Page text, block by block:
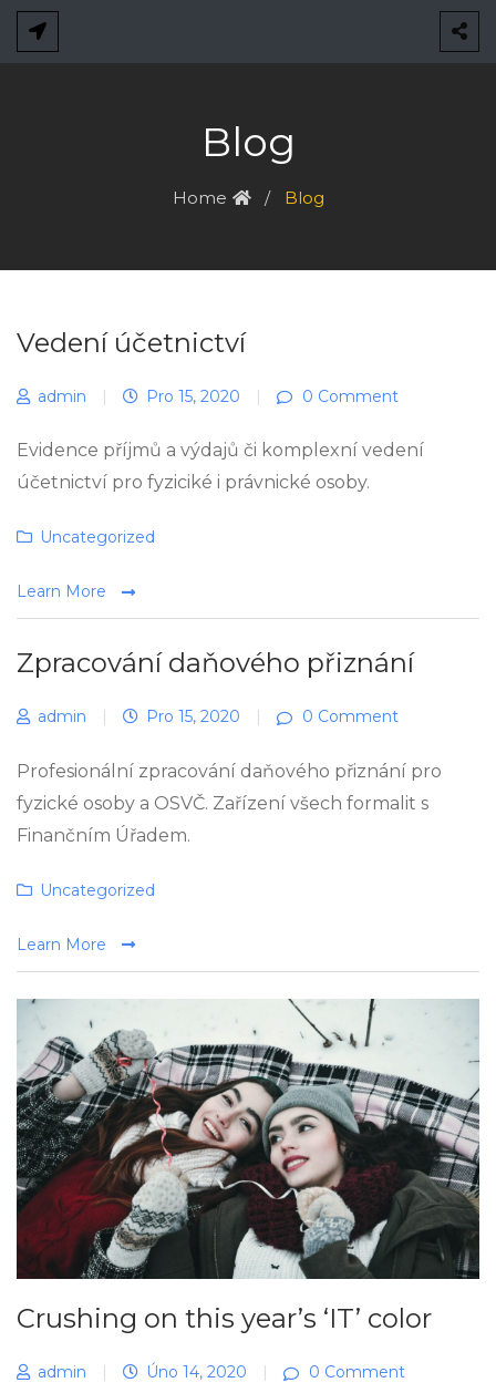
Skip
to
Blog
Home Blog
Vedení účetnictví
admin | Pro 15, 2020 | 0 Comment
Evidence příjmů a výdajů či komplexní vedení
účetnictví pro fyziciké i právnické osoby.
Categories
Uncategorized
Learn More
Zpracování daňového přiznání
admin Pro 15, 2020 0 Comment
Profesionální zpracování daňového přiznání pro
fyzické osoby a OSVČ. Zařízení všech formalit s
Finančním Úřadem.
Categories
Uncategorized
Learn More
Crushing on this year’s ‘IT’ color
admin Úno 14, 2020 0 Comment